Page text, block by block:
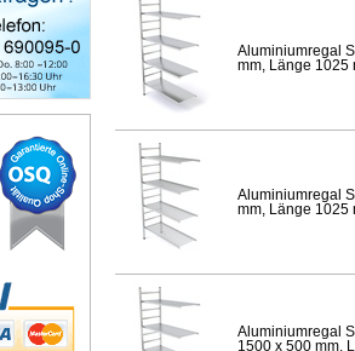
Aluminiumregal
mm, Länge 1025
Aluminiumregal
mm, Länge 1025
Aluminiumregal
1500 x 500 mm,